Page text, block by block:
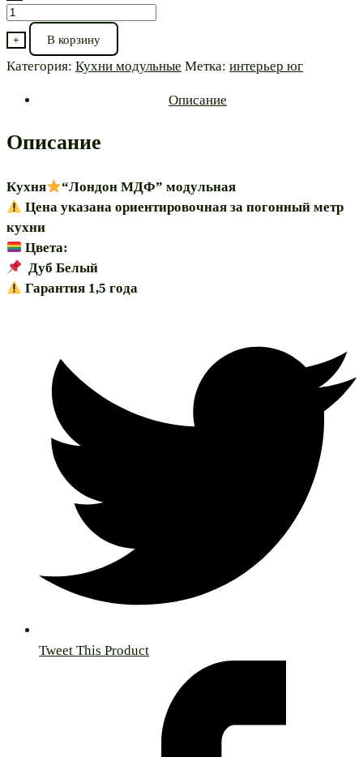
Количество
товара
Кухня
модульная
+ В корзину
Категория: Кухни модульные Метка: интерьер юг
Описание
Описание
Кухня
“Лондон МДФ” модульная
Цена указана ориентировочная за погонный метр
кухни
Цвета:
Дуб Белый
Гарантия 1,5 года
Tweet This Product